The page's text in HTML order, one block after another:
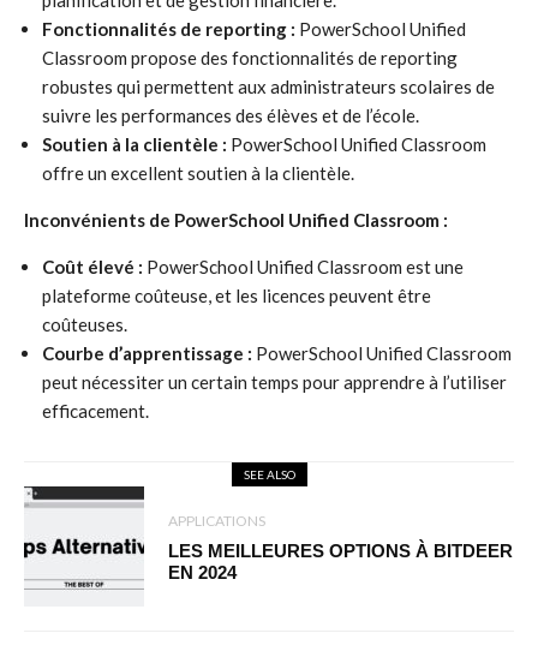
Fonctionnalités de reporting : PowerSchool Unified
Classroom propose des fonctionnalités de reporting
robustes qui permettent aux administrateurs scolaires de
suivre les performances des élèves et de l’école.
Soutien à la clientèle : PowerSchool Unified Classroom
offre un excellent soutien à la clientèle.
Inconvénients de PowerSchool Unified Classroom :
Coût élevé : PowerSchool Unified Classroom est une
plateforme coûteuse, et les licences peuvent être
coûteuses.
Courbe d’apprentissage : PowerSchool Unified Classroom
peut nécessiter un certain temps pour apprendre à l’utiliser
efficacement.
SEE ALSO
APPLICATIONS
LES MEILLEURES OPTIONS À BITDEER
EN 2024